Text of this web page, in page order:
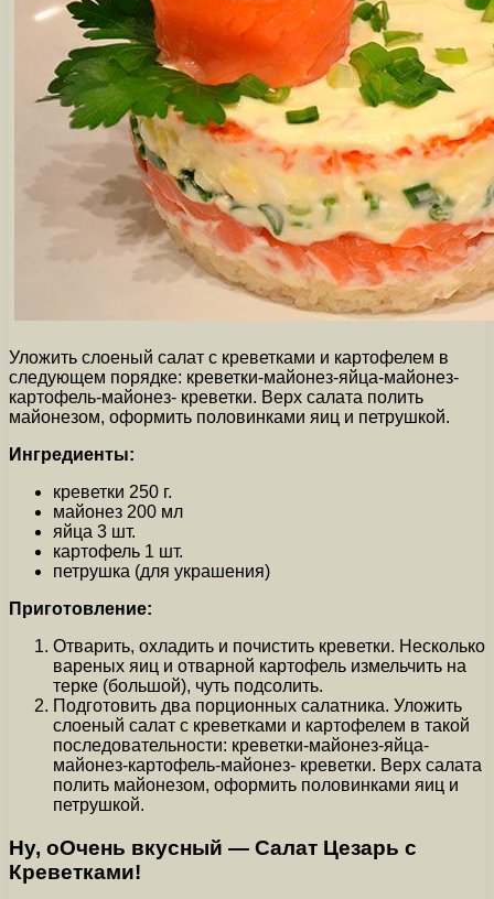
Уложить слоеный салат с креветками и картофелем в
следующем порядке: креветки-майонез-яйца-майонез-
картофель-майонез- креветки. Верх салата полить
майонезом, оформить половинками яиц и петрушкой.
Ингредиенты:
креветки 250 г.
майонез 200 мл
яйца 3 шт.
картофель 1 шт.
петрушка (для украшения)
Приготовление:
Отварить, охладить и почистить креветки. Несколько
вареных яиц и отварной картофель измельчить на
терке (большой), чуть подсолить.
Подготовить два порционных салатника. Уложить
слоеный салат с креветками и картофелем в такой
последовательности: креветки-майонез-яйца-
майонез-картофель-майонез- креветки. Верх салата
полить майонезом, оформить половинками яиц и
петрушкой.
Ну, оОчень вкусный — Салат Цезарь с
Креветками!